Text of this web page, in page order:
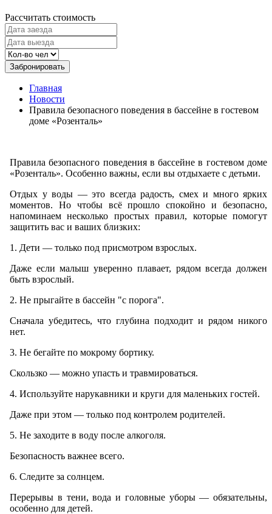
Рассчитать стоимость
Забронировать
Главная
Новости
Правила безопасного поведения в бассейне в гостевом
доме «Розенталь»
Правила безопасного поведения в бассейне в гостевом доме
«Розенталь». Особенно важны, если вы отдыхаете с детьми.
Отдых у воды — это всегда радость, смех и много ярких
моментов. Но чтобы всё прошло спокойно и безопасно,
напоминаем несколько простых правил, которые помогут
защитить вас и ваших близких:
1. Дети — только под присмотром взрослых.
Даже если малыш уверенно плавает, рядом всегда должен
быть взрослый.
2. Не прыгайте в бассейн "с порога".
Сначала убедитесь, что глубина подходит и рядом никого
нет.
3. Не бегайте по мокрому бортику.
Скользко — можно упасть и травмироваться.
4. Используйте нарукавники и круги для маленьких гостей.
Даже при этом — только под контролем родителей.
5. Не заходите в воду после алкоголя.
Безопасность важнее всего.
6. Следите за солнцем.
Перерывы в тени, вода и головные уборы — обязательны,
особенно для детей.